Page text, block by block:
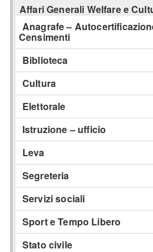
Affari Generali Welfare e
Anagrafe –
Censimenti
Biblioteca
Cultura
Elettorale
Istruzione – ufficio
Leva
Segreteria
Servizi sociali
Sport e Tempo Libero
Stato civile